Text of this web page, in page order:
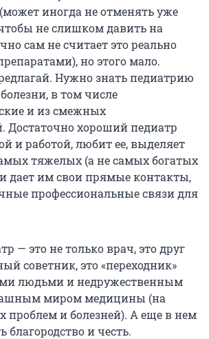
иногда не отменять уже
не слишком давить на
сам не считает это реально
но этого мало.
Нужно знать педиатрию
в том числе
и из смежных
Достаточно хороший педиатр
и работой, любит ее, выделяет
тяжелых (а не самых богатых
дает им свои прямые контакты,
профессиональные связи для
— это не только врач, это друг
советник, это «переходник»
людьми и недружественным
миром медицины (на
проблем и болезней). А еще в нем
благородство и честь.